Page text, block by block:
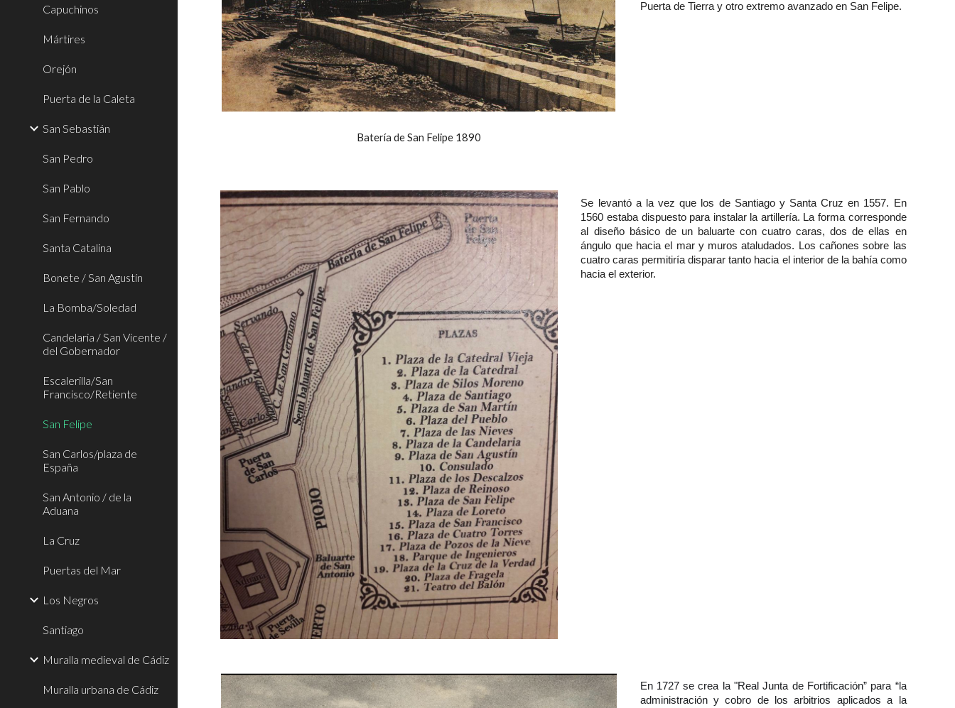
Capuchinos
Mártires
Orejón
Puerta de la Caleta
San Sebastián
San Pedro
San Pablo
San Fernando
Santa Catalina
Bonete / San Agustín
La Bomba/Soledad
Candelaria / San Vicente /
del Gobernador
Escalerilla/San
Francisco/Retiente
San Felipe
San Carlos/plaza de
España
San Antonio / de la
Aduana
La Cruz
Puertas del Mar
Los Negros
Santiago
Muralla medieval de Cádiz
Muralla urbana de Cádiz
Batería de San Felipe 1890
Puerta de Tierra y otro extremo avanzado en San Felipe.
Se levantó a la vez que los de Santiago y Santa Cruz en 1557. En
1560 estaba dispuesto para instalar la artillería. La forma corresponde
al diseño básico de un baluarte con cuatro caras, dos de ellas en
ángulo que hacia el mar y muros ataludados. Los cañones sobre las
cuatro caras permitiría disparar tanto hacia el interior de la bahía como
hacia el exterior.
En 1727 se crea la "Real Junta de Fortificación” para “la
administración y cobro de los arbitrios aplicados a la